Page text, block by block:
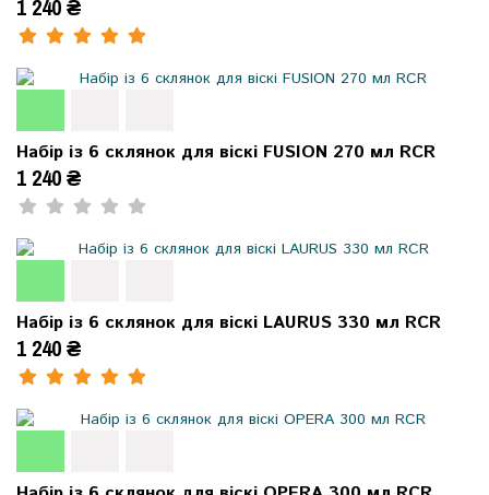
1 240 ₴
Набір із 6 склянок для віскі FUSION 270 мл RCR
1 240 ₴
Набір із 6 склянок для віскі LAURUS 330 мл RCR
1 240 ₴